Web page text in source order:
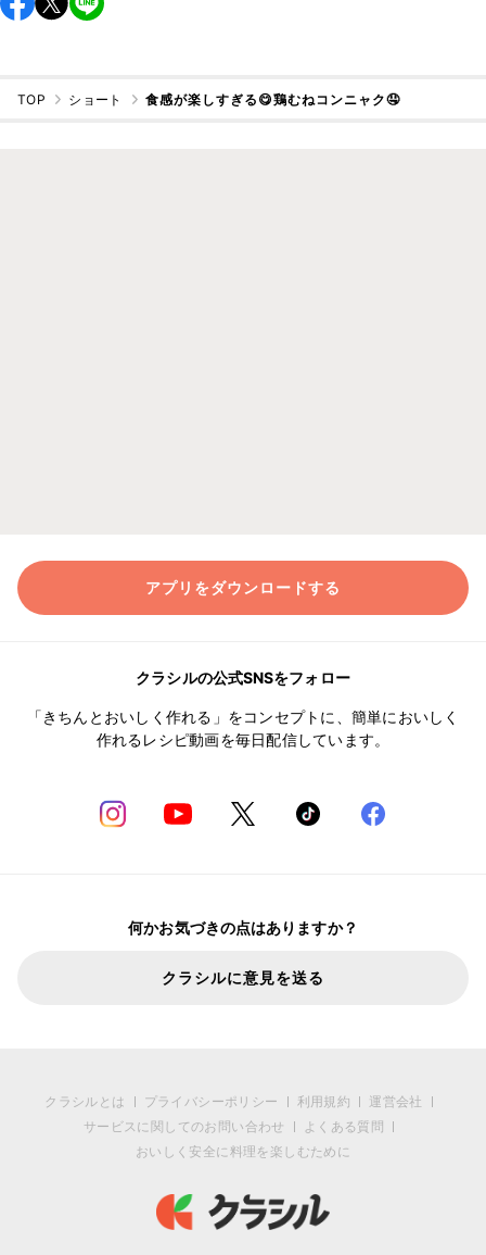
TOP ショート 食感が楽しすぎる😋鶏むねコンニャク🤤
アプリをダウンロードする
クラシルの公式SNSをフォロー
「きちんとおいしく作れる」をコンセプトに、簡単においしく
作れるレシピ動画を毎日配信しています。
何かお気づきの点はありますか？
クラシルに意見を送る
クラシルとは プライバシーポリシー 利用規約
運営会社
サービスに関してのお問い合わせ
よくある質問
おいしく安全に料理を楽しむために